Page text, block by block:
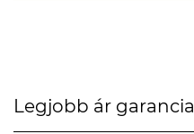
Legjobb ár garancia